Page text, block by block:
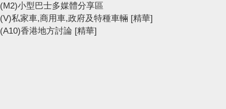
(M2)小型巴士多媒體分享區
(V)私家車,商用車,政府及特種車輛 [精華]
(A10)香港地方討論 [精華]